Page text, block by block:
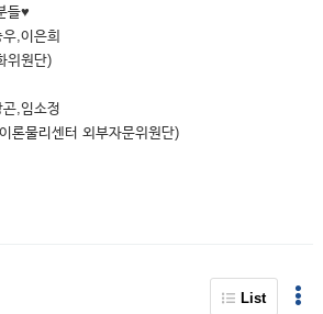
들♥
,이은희
위원단)
,임소정
론물리센터 외부자문위원단)
List